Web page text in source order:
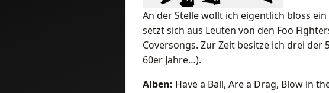
An der Stelle wollt ich eigentlich bloss
setzt sich aus Leuten von den Foo
Coversongs. Zur Zeit besitze ich drei
60er Jahre…).
Alben: Have a Ball, Are a Drag, Blow in